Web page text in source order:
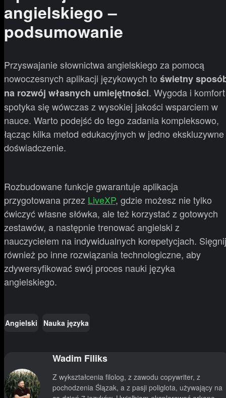
angielskiego –
podsumowanie
Przyswajanie słownictwa angielskiego za pomocą
nowoczesnych aplikacji językowych to świetny
na rozwój własnych umiejętności. Wygoda i komfort
spotyka się wówczas z wysokiej jakości wsparciem w
nauce. Warto podejść do tego zadania kompleksowo,
łącząc kilka metod edukacyjnych w jedno ekskluzywne
doświadczenie.
Rozbudowane funkcje gwarantuje aplikacja
przygotowana przez LiveXP, gdzie możesz nie tylko
ćwiczyć własne słówka, ale też korzystać z gotowych
zestawów, a następnie trenować angielski z
nauczycielem na indywidualnych korepetycjach. Sięgnij
również po inne rozwiązania technologiczne, aby
zdywersyfikować swój proces nauki języka
angielskiego.
Angielski Nauka języka
Wadim Filiks
Z wykształcenia filolog, z zawodu copywriter, z
pochodzenia Ślązak, a z pasji poliglota, używający na